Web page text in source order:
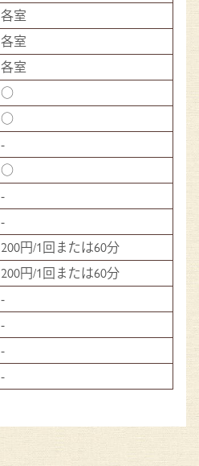
各室
各室
各室
○
○
-
○
-
-
200円/1回または60分
200円/1回または60分
-
-
-
-